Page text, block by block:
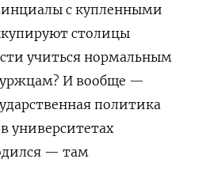
с купленными
столицы
учиться нормальным
И вообще —
политика
университетах
— там